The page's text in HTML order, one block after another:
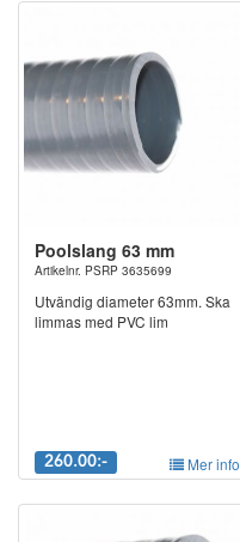
Poolslang 63 mm
Artikelnr. PSRP 3635699
Utvändig diameter 63mm. Ska
limmas med PVC lim
260.00:- Mer info